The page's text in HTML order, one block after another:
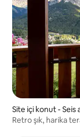
Site içi konut - Seis
Retro şık, harika